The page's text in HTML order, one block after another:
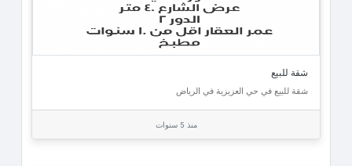
شقة للبيع
شقة للبيع في حي العزيزية في الرياض
منذ 5 سنوات